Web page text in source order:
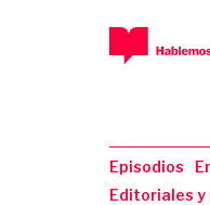
Episodios
Editoriales